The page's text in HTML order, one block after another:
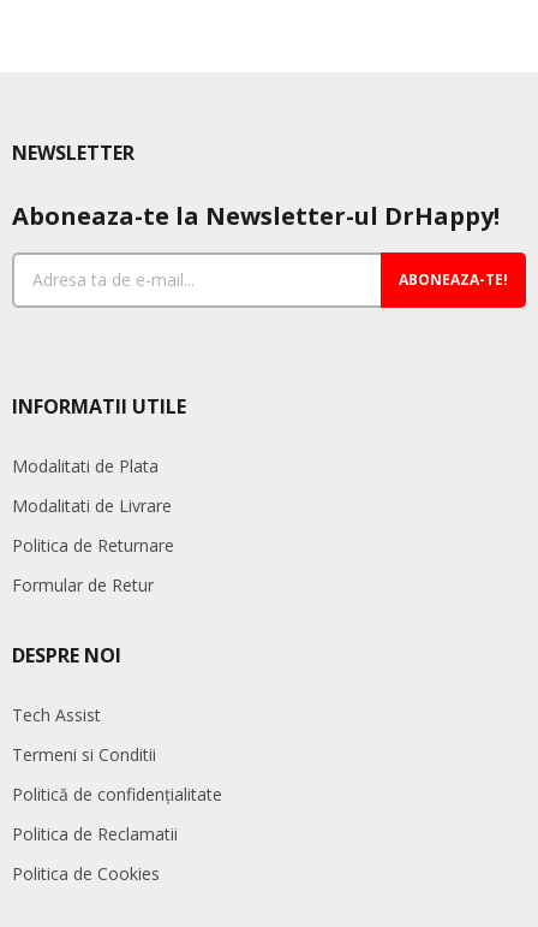
NEWSLETTER
Aboneaza-te la Newsletter-ul DrHappy!
ABONEAZA-TE!
INFORMATII UTILE
Modalitati de Plata
Modalitati de Livrare
Politica de Returnare
Formular de Retur
DESPRE NOI
Tech Assist
Termeni si Conditii
Politică de confidențialitate
Politica de Reclamatii
Politica de Cookies